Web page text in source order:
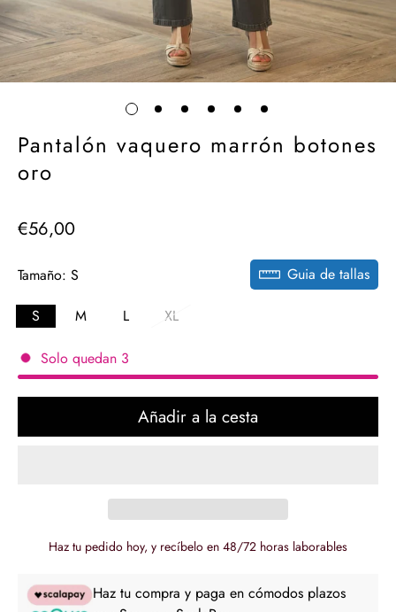
Pantalón vaquero marrón botones
oro
Precio
€56,00
Tamaño: S Guia de tallas
S M L XL
Solo quedan 3
Añadir a la cesta
Haz tu pedido hoy, y recíbelo en 48/72 horas laborables
Haz tu compra y paga en cómodos plazos